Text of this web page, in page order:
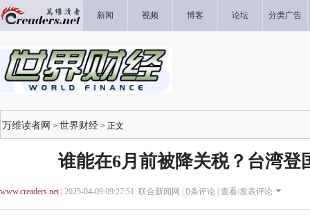
新闻 视频 博客 论坛 分类广告
万维读者网 > 世界财经 > 正文
谁能在6月前被降关税？台湾登
www.creaders.net| 2025-04-09 09:27:51 联合新闻网 | 0条评论 | 查看/发表评论